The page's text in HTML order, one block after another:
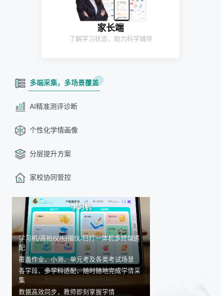
家长端
了解学习状态，助力科学辅导
多端采集，多场景覆盖
AI精准测评诊断
个性化学情画像
分层提升方案
家校协同管控
多端采集，学情全捕捉：学习机、高拍仪、扫描仪、扫打
学习机/高拍仪/扫描仪/扫打一体机多终端适
配
覆盖作业、小测、单元考及各类考试场景
各学段、多学科适配，随时随地完成学情采
集
数据高效同步，教师即刻掌握学情
学习机
AI精准测评诊断：AI智能批阅，快速反馈；多维度拆解学
AI智能批阅，快速反馈，告别等待
多维度拆解，告别模糊学情认知
AI错题深度解析，明确错误根源
推送同类变式题，强化薄弱知识点
个性化学情画像：生成专属测评报告；雷达图可视化强弱
生成专属测评报告，多维度解构学情
雷达图可视化，强弱项直观对比
记录学习全周期，追踪提升变化
精准归因，明确补弱核心方向
分层提分方案：三层阶梯式分层练习；循序渐进规划；AI
依据测评结果，提供三层阶梯式分层练习
循序渐进规划，避免盲目刷题内耗
AI 伴学一对一实时答疑，打通学习难点
因材施教，定制专属提升路径
家校协同管控：学情数据同步推送；学习报告可下载打印
学情数据同步推送至家长、教师端
个性化学习报告可下载打印，随时查阅复盘
家长一键查看，告别盲目辅导焦虑
同步补弱建议，家校协同助力提升